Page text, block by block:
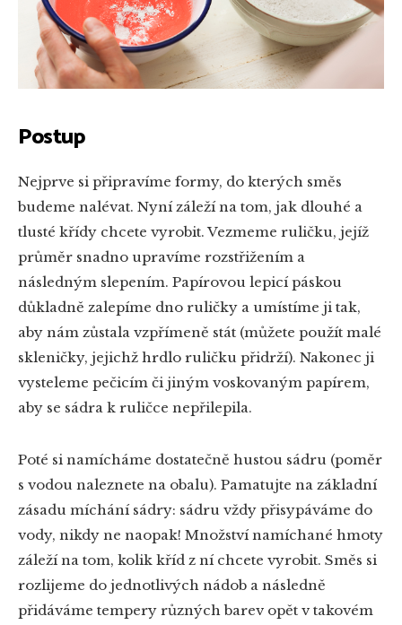
Postup
Nejprve si připravíme formy, do kterých směs
budeme nalévat. Nyní záleží na tom, jak dlouhé a
tlusté křídy chcete vyrobit. Vezmeme ruličku, jejíž
průměr snadno upravíme rozstřižením a
následným slepením. Papírovou lepicí páskou
důkladně zalepíme dno ruličky a umístíme ji tak,
aby nám zůstala vzpřímeně stát (můžete použít malé
skleničky, jejichž hrdlo ruličku přidrží). Nakonec ji
vysteleme pečicím či jiným voskovaným papírem,
aby se sádra k ruličce nepřilepila.
Poté si namícháme dostatečně hustou sádru (poměr
s vodou naleznete na obalu). Pamatujte na základní
zásadu míchání sádry: sádru vždy přisypáváme do
vody, nikdy ne naopak! Množství namíchané hmoty
záleží na tom, kolik kříd z ní chcete vyrobit. Směs si
rozlijeme do jednotlivých nádob a následně
přidáváme tempery různých barev opět v takovém